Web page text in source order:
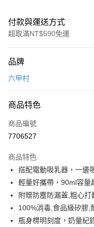
付款與運送方式
超取滿NT$590免運
信用卡一次付款
LINE Pay
Apple Pay
悠遊付
Google Pay
AFTEE先享後付
相關說明
【關於「AFTEE先享後付」】
品牌
六甲村
商品特色
商品編號
7706527
商品特色
搭配電動吸乳器，一邊
輕量好攜帶，90ml容量
附贈防塵防漏蓋,粗心打
100%消毒,食品級矽膠
瓶身標明刻度，奶量紀